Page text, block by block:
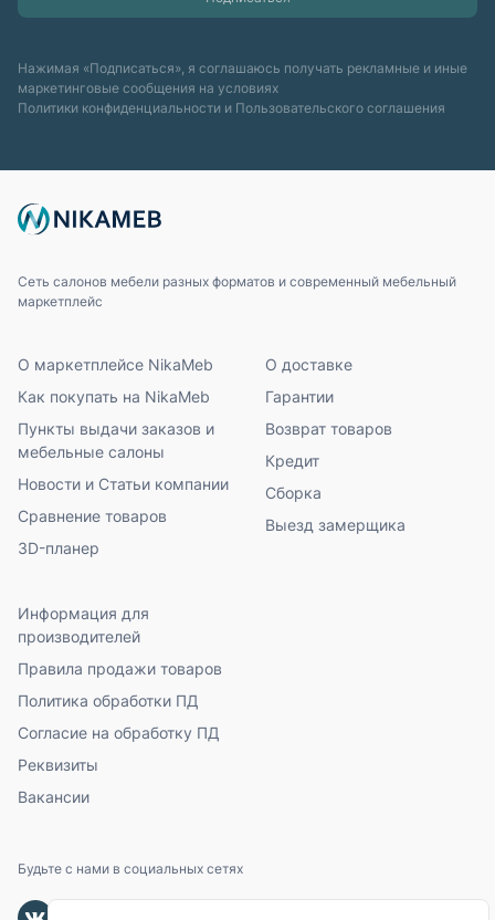
Нажимая «Подписаться», я соглашаюсь получать рекламные и иные
маркетинговые сообщения на условиях
Политики конфиденциальности и Пользовательского соглашения
Сеть салонов мебели разных форматов и современный мебельный
маркетплейс
О маркетплейсе NikaMeb
Как покупать на NikaMeb
Пункты выдачи заказов и
мебельные салоны
Новости и Статьи компании
Сравнение товаров
3D-планер
О доставке
Гарантии
Возврат товаров
Кредит
Сборка
Выезд замерщика
Информация для
производителей
Правила продажи товаров
Политика обработки ПД
Согласие на обработку ПД
Реквизиты
Вакансии
Будьте с нами в социальных сетях